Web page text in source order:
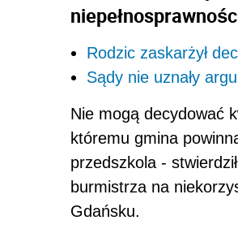
Rodzic zaskarżył
Sądy nie uznały
Nie mogą decydować
któremu gmina
przedszkola -
burmistrza na
Gdańsku.